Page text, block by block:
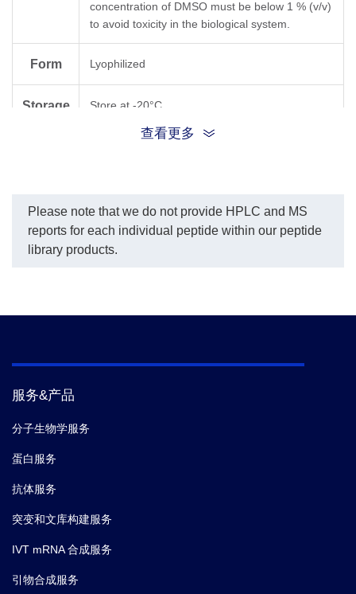
concentration of DMSO must be below 1 % (v/v)
to avoid toxicity in the biological system.
Form Lyophilized
Storage Store at -20°C.
查看更多
Please note that we do not provide HPLC and MS
reports for each individual peptide within our peptide
library products.
服务&产品
分子生物学服务
蛋白服务
抗体服务
突变和文库构建服务
IVT mRNA 合成服务
引物合成服务